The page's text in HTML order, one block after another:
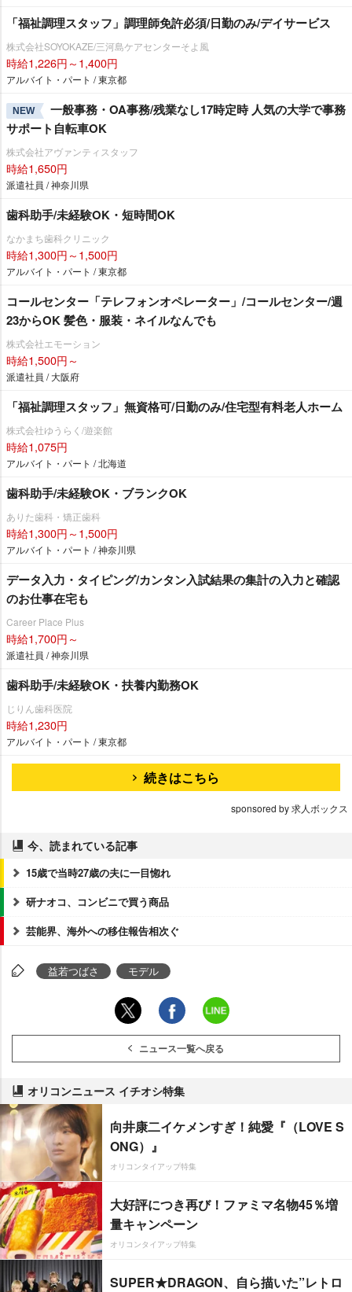
「福祉調理スタッフ」調理師免許必須/日勤のみ/デイサービス
株式会社SOYOKAZE/三河島ケアセンターそよ風
時給1,226円～1,400円
アルバイト・パート / 東京都
NEW
一般事務・OA事務/残業なし17時定時 人気の大学で事務
サポート自転車OK
株式会社アヴァンティスタッフ
時給1,650円
派遣社員 / 神奈川県
歯科助手/未経験OK・短時間OK
なかまち歯科クリニック
時給1,300円～1,500円
アルバイト・パート / 東京都
コールセンター「テレフォンオペレーター」/コールセンター/週
23からOK 髪色・服装・ネイルなんでも
株式会社エモーション
時給1,500円～
派遣社員 / 大阪府
「福祉調理スタッフ」無資格可/日勤のみ/住宅型有料老人ホーム
株式会社ゆうらく/遊楽館
時給1,075円
アルバイト・パート / 北海道
歯科助手/未経験OK・ブランクOK
ありた歯科・矯正歯科
時給1,300円～1,500円
アルバイト・パート / 神奈川県
データ入力・タイピング/カンタン入試結果の集計の入力と確認
のお仕事在宅も
Career Place Plus
時給1,700円～
派遣社員 / 神奈川県
歯科助手/未経験OK・扶養内勤務OK
じりん歯科医院
時給1,230円
アルバイト・パート / 東京都
続きはこちら
sponsored by 求人ボックス
今、読まれている記事
15歳で当時27歳の夫に一目惚れ
研ナオコ、コンビニで買う商品
芸能界、海外への移住報告相次ぐ
益若つばさ モデル
ニュース一覧へ戻る
オリコンニュース イチオシ特集
向井康二イケメンすぎ！純愛『（LOVE S
ONG）』
オリコンタイアップ特集
大好評につき再び！ファミマ名物45％増
量キャンペーン
オリコンタイアップ特集
SUPER★DRAGON、自ら描いた”レトロ